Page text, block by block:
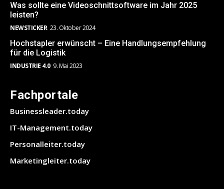
Was sollte eine Videoschnittsoftware im Jahr 2025
leisten?
NEWSTICKER 23. Oktober 2024
Hochstapler erwünscht – Eine Handlungsempfehlung
für die Logistik
INDUSTRIE 4.0 9. Mai 2023
Fachportale
Businessleader.today
IT-Management.today
Personalleiter.today
Marketingleiter.today